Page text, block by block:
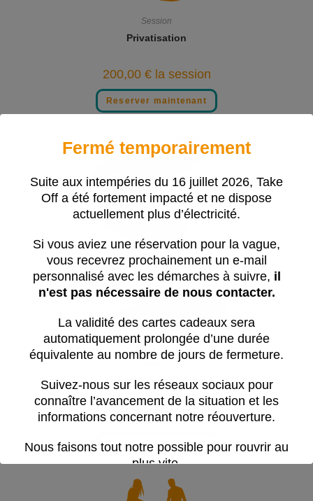
Session
Privatisation
200,00 € la session
Reserver maintenant
Privatisation autonome
170,00€ la session
Reserver maintenant
Fermé temporairement
Suite aux intempéries du 16 juillet 2026, Take
Off a été fortement impacté et ne dispose
actuellement plus d’électricité.
Si vous aviez une réservation pour la vague,
vous recevrez prochainement un e-mail
personnalisé avec les démarches à suivre, il
n'est pas nécessaire de nous contacter.
La validité des cartes cadeaux sera
automatiquement prolongée d’une durée
équivalente au nombre de jours de fermeture.
Suivez-nous sur les réseaux sociaux pour
connaître l’avancement de la situation et les
informations concernant notre réouverture.
Nous faisons tout notre possible pour rouvrir au
plus vite.
Cette période est difficile pour toute l’équipe.